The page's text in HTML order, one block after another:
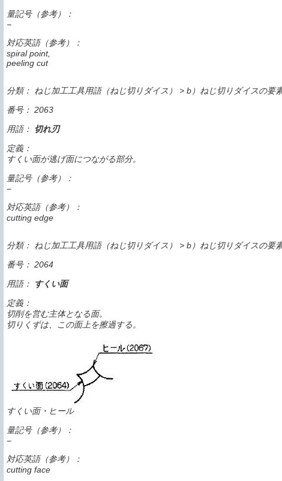
量記号（参考）：
−
対応英語（参考）：
spiral point,
peeling cut
分類： ねじ加工工具用語（ねじ切りダイス） > b）ねじ切りダイスの要
番号： 2063
用語： 切れ刃
定義：
すくい面が逃げ面につながる部分。
量記号（参考）：
−
対応英語（参考）：
cutting edge
分類： ねじ加工工具用語（ねじ切りダイス） > b）ねじ切りダイスの要
番号： 2064
用語：
すくい面
定義：
切削を営む主体となる面。
切りくずは、この面上を擦過する。
すくい面・ヒール
量記号（参考）：
−
対応英語（参考）：
cutting face